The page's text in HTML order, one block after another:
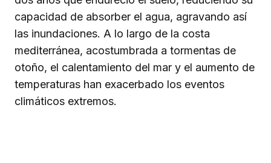
capacidad de absorber el agua, agravando así
las inundaciones. A lo largo de la costa
mediterránea, acostumbrada a tormentas de
otoño, el calentamiento del mar y el aumento de
temperaturas han exacerbado los eventos
climáticos extremos.